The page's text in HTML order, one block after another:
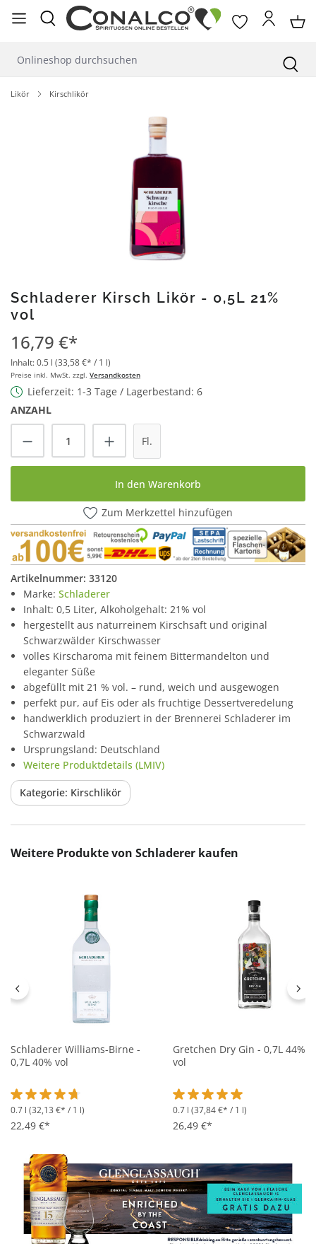
springen
Likör Kirschlikör
Schladerer Kirsch Likör - 0,5L 21%
vol
16,79 €*
Inhalt:0.5 l (33,58 €* / 1 l)
Preise inkl. MwSt. zzgl. Versandkosten
Lieferzeit: 1-3 Tage / Lagerbestand: 6
ANZAHL
Produkt Anzahl: Gib den gewünschten
Fl.
In den Warenkorb
Zum Merkzettel hinzufügen
Artikelnummer: 33120
Marke: Schladerer
Inhalt: 0,5 Liter, Alkoholgehalt: 21% vol
hergestellt aus naturreinem Kirschsaft und original
Schwarzwälder Kirschwasser
volles Kirscharoma mit feinem Bittermandelton und
eleganter Süße
abgefüllt mit 21 % vol. – rund, weich und ausgewogen
perfekt pur, auf Eis oder als fruchtige Dessertveredelung
handwerklich produziert in der Brennerei Schladerer im
Schwarzwald
Ursprungsland: Deutschland
Weitere Produktdetails (LMIV)
Kategorie: Kirschlikör
Produktgalerie überspringen
Weitere Produkte von Schladerer kaufen
Schladerer Williams-Birne -
0,7L 40% vol
Durchschnittliche Bewertung von 4.8 von 5 Sternen
0.7 l (32,13 €* / 1 l)
22,49 €*
Gretchen Dry Gin - 0,7L 44%
vol
Durchschnittliche
0.7 l (37,84 €* / 1 l)
26,49 €*